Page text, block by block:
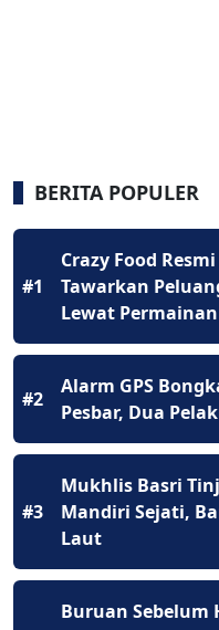
BERITA POPULER
#1
Crazy Food
Tawarkan
Lewat Permainan
#2
Alarm GPS
Pesbar, Dua
#3
Mukhlis Basri
Mandiri Sejati,
Laut
Buruan Sebelum